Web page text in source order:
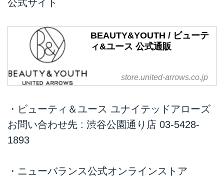
公式サイト
BEAUTY&YOUTH / ビューテ
ィ&ユース 公式通販
store.united-arrows.co.jp
・ビューティ＆ユース ユナイテッドアローズ
お問い合わせ先 : 渋谷公園通り店 03-5428-
1893
・ニューバランス公式オンラインストア